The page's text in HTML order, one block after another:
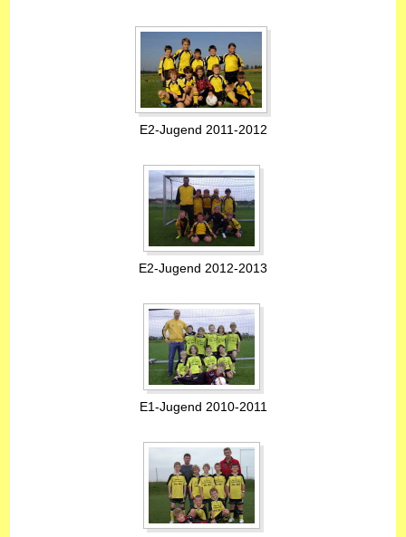
E2-Jugend 2011-2012
E2-Jugend 2012-2013
E1-Jugend 2010-2011